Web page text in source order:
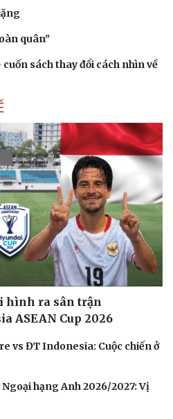
Podcast
Câu chuyện thời sự
Đọc truyện đêm khuya
Kể chuyện cho bé
quân"
sách thay đổi cách nhìn về
hình ra sân trận
ASEAN Cup 2026
vs ĐT Indonesia: Cuộc chiến ở
hạng Anh 2026/2027: Vị